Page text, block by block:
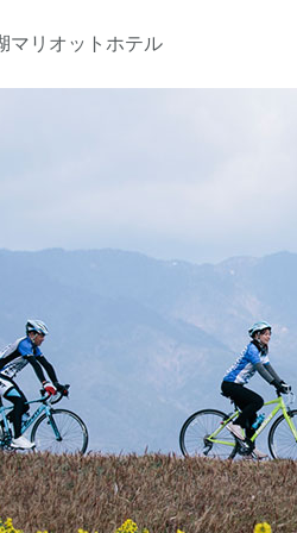
マリオットホテル